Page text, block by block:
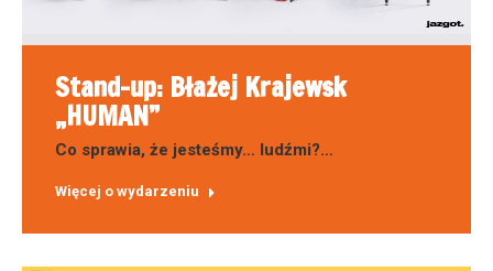
Stand-up: Błażej Krajewsk
„HUMAN”
Co sprawia, że jesteśmy… ludźmi?…
Więcej o wydarzeniu